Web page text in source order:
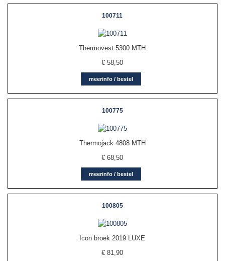
100711
Thermovest 5300 MTH
€58,50
meerinfo / bestel
100775
Thermojack 4808 MTH
€68,50
meerinfo / bestel
100805
Icon broek 2019 LUXE
€81,90